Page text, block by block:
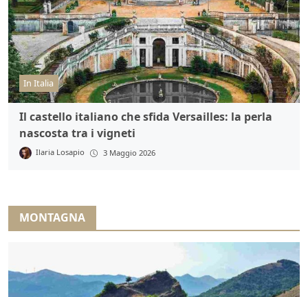
In Italia
Il castello italiano che sfida Versailles: la perla
nascosta tra i vigneti
Ilaria Losapio 3 Maggio 2026
MONTAGNA